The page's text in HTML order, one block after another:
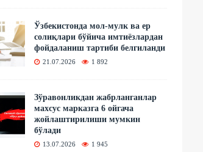
Ўзбекистонда мол-мулк ва ер
солиқлари бўйича имтиёзлардан
фойдаланиш тартиби белгиланди
21.07.2026 1 892
Зўравонликдан жабрланганлар
махсус марказга 6 ойгача
жойлаштирилиши мумкин
бўлади
13.07.2026 1 945